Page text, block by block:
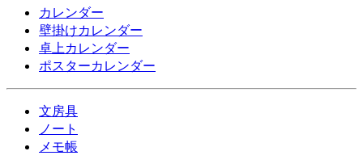
カレンダー
壁掛けカレンダー
卓上カレンダー
ポスターカレンダー
文房具
ノート
メモ帳